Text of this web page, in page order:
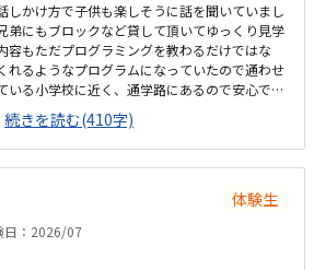
しかけ方で子供も楽しそうに話を聞いていまし
弟にもブロックなど貸して頂いてゆっくり見学
容もただプログラミングを教わるだけではな
れるようなプログラムになっていたので通わせ
いる小学校に近く、通学路にあるので安心でし
あるとなおよかったです。新しい建物でもない
というわけではないですが、教室内も整理され
ろはありませんでした。他の習い事と金額だけ
と言う印象ですが、内容的には相応な価格だと
く、体験中も別の先生が説明などしていただき
せんでした。子供はとにかく楽しかったよう
体験しましたが一緒に通いたいと言い出して
した。
続きを読む(410字)
体験生
日：2026/07